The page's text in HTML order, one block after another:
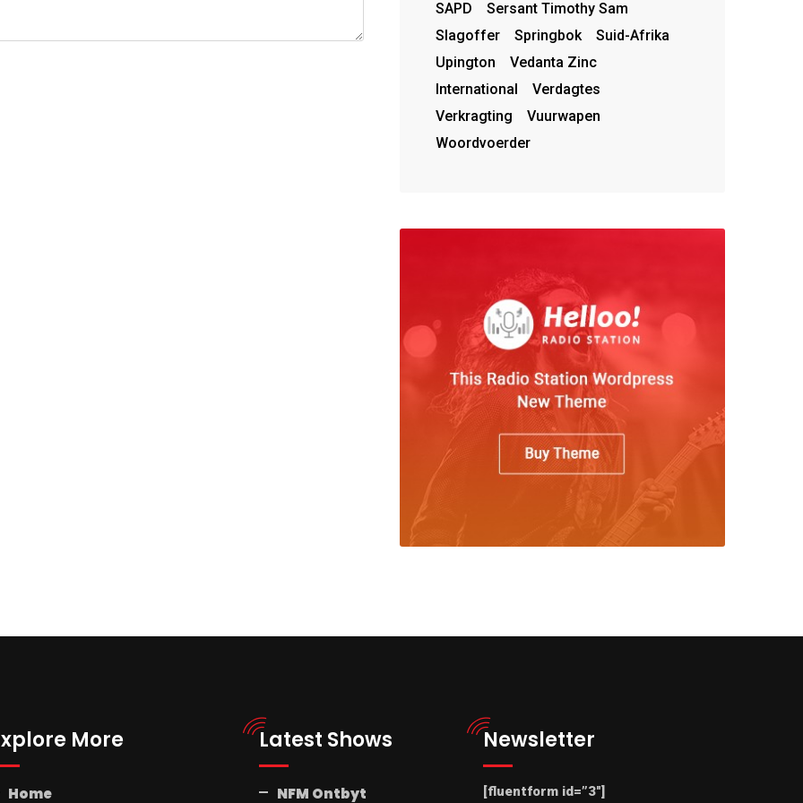
SAPD
Sersant Timothy Sam
Slagoffer
Springbok
Suid-Afrika
Upington
Vedanta Zinc
International
Verdagtes
Verkragting
Vuurwapen
Woordvoerder
More
Home
Latest Shows
NFM Ontbyt
Newsletter
[fluentform id=”3″]